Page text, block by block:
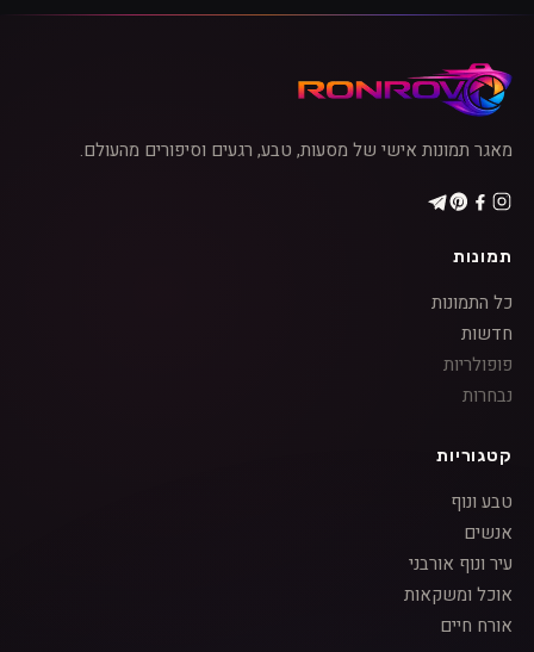
מאגר תמונות אישי של מסעות, טבע, רגעים וסיפורים מהעולם.
תמונות
כל התמונות
חדשות
פופולריות
נבחרות
קטגוריות
טבע ונוף
אנשים
עיר ונוף אורבני
אוכל ומשקאות
אורח חיים